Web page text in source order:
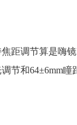
距调节算是嗨
节和64±6mm瞳